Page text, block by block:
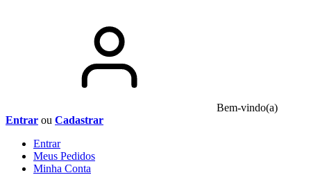
Bem-vindo(a)
Entrar ou Cadastrar
Entrar
Meus Pedidos
Minha Conta